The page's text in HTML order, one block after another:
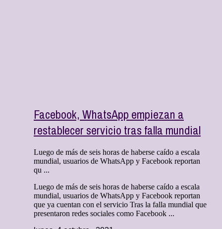
Facebook, WhatsApp empiezan a
restablecer servicio tras falla mundial
Luego de más de seis horas de haberse caído a escala
mundial, usuarios de WhatsApp y Facebook reportan
qu ...
Luego de más de seis horas de haberse caído a escala
mundial, usuarios de WhatsApp y Facebook reportan
que ya cuentan con el servicio Tras la falla mundial que
presentaron redes sociales como Facebook ...